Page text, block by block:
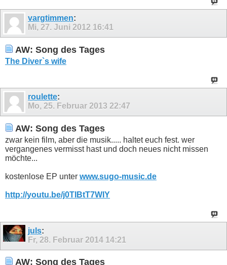
vargtimmen:
Mi, 27. Juni 2012 16:41
AW: Song des Tages
The Diver`s wife
roulette:
Mo, 25. Februar 2013 22:47
AW: Song des Tages
zwar kein film, aber die musik..... haltet euch fest. wer
vergangenes vermisst hast und doch neues nicht missen
möchte...
kostenlose EP unter www.sugo-music.de
http://youtu.be/j0TIBtT7WIY
juls:
Fr, 28. Februar 2014 14:21
AW: Song des Tages